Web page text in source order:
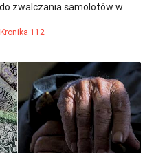
zwalczania samolotów w
patrol saperski, który
Kronika 112